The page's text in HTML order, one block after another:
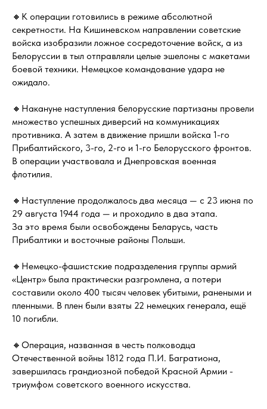
🔸К операции готовились в режиме абсолютной
секретности. На Кишиневском направлении советские
войска изобразили ложное сосредоточение войск, а из
Белоруссии в тыл отправляли целые эшелоны с макетами
боевой техники. Немецкое командование удара не
ожидало.
🔸Накануне наступления белорусские партизаны провели
множество успешных диверсий на коммуникациях
противника. А затем в движение пришли войска 1-го
Прибалтийского, 3-го, 2-го и 1-го Белорусского фронтов.
В операции участвовала и Днепровская военная
флотилия.
🔸Наступление продолжалось два месяца — с 23 июня по
29 августа 1944 года — и проходило в два этапа.
За это время были освобождены Беларусь, часть
Прибалтики и восточные районы Польши.
🔸Немецко-фашистские подразделения группы армий
«Центр» была практически разгромлена, а потери
составили около 400 тысяч человек убитыми, ранеными и
пленными. В плен были взяты 22 немецких генерала, ещё
10 погибли.
🔸Операция, названная в честь полководца
Отечественной войны 1812 года П.И. Багратиона,
завершилась грандиозной победой Красной Армии -
триумфом советского военного искусства.